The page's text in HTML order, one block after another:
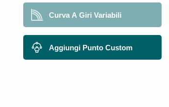
Curva A Giri Variabili
Aggiungi Punto Custom